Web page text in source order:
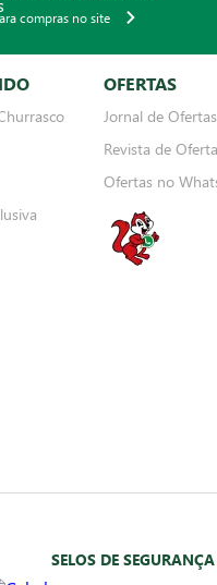
compras no site
OFERTAS
Jornal de Ofertas
Revista de
Ofertas no
SELOS DE SEGURANÇA